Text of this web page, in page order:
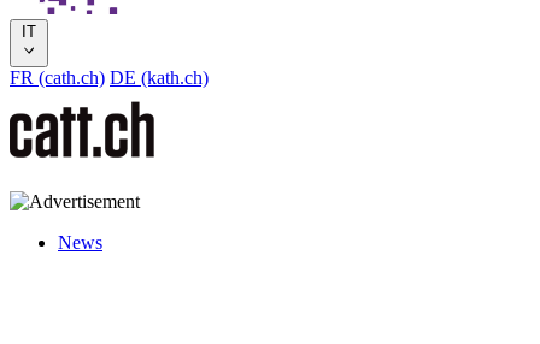
IT
FR (cath.ch) DE (kath.ch)
News